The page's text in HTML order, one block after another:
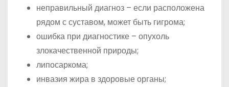
неправильный диагноз – если расположена
рядом с суставом, может быть гигрома;
ошибка при диагностике – опухоль
злокачественной природы;
липосаркома;
инвазия жира в здоровые органы;